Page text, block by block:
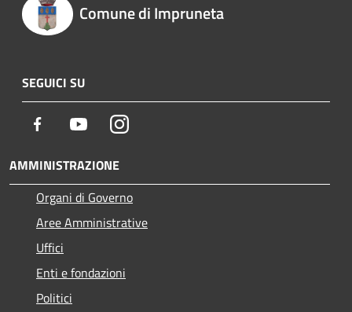
Comune di Impruneta
SEGUICI SU
Facebook YoutubeInstagram
AMMINISTRAZIONE
Organi di Governo
Aree Amministrative
Uffici
Enti e fondazioni
Politici